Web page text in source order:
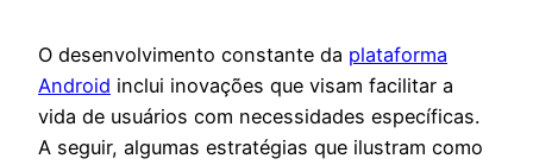
O desenvolvimento constante da plataforma
Android inclui inovações que visam facilitar a
vida de usuários com necessidades específicas.
A seguir, algumas estratégias que ilustram como